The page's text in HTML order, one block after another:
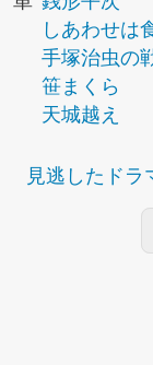
しあわせは
手塚治虫の
笹まくら
天城越え
見逃したドラ